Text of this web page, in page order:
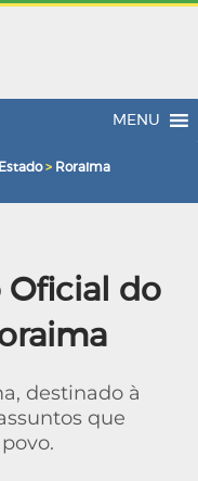
MENU
> Roraima
Oficial do
destinado à
que